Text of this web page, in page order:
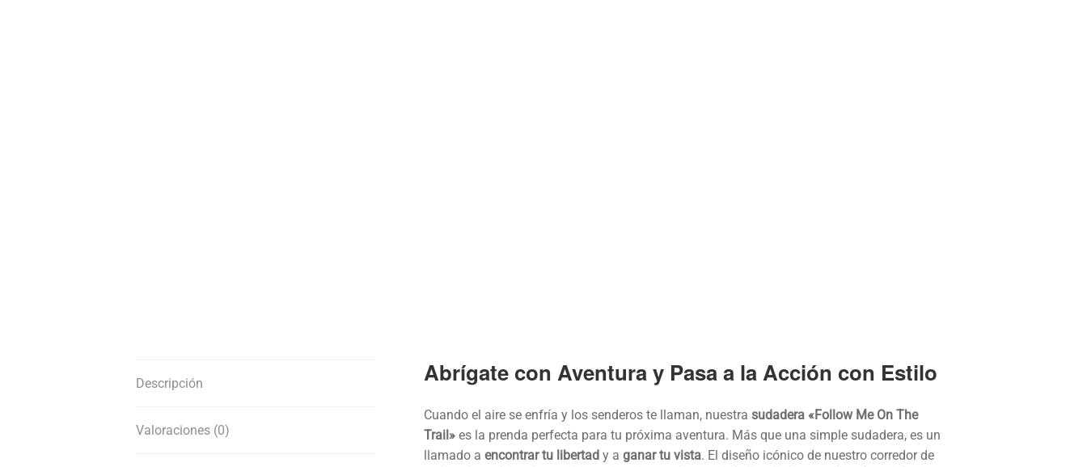
Descripción
Valoraciones (0)
Abrígate con Aventura y Pasa a la Acción con Estilo
Cuando el aire se enfría y los senderos te llaman, nuestra sudadera «Follow Me On The
Trail»es la prenda perfecta para tu próxima aventura. Más que una simple sudadera, es un
llamado a encontrar tu libertad y a ganar tu vista. El diseño icónico de nuestro corredor de